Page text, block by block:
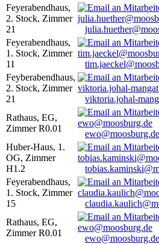
Feyerabendhaus,
2. Stock, Zimmer
21
Feyerabendhaus,
1. Stock, Zimmer
11
Feyberabendhaus,
2. Stock, Zimmer
21
viktoria.johal-
Rathaus, EG,
Zimmer R0.01
ewo@moosburg.de
Huber-Haus, 1.
OG, Zimmer
H1.2
Feyerabendhaus,
1. Stock, Zimmer
15
Rathaus, EG,
Zimmer R0.01
ewo@moosburg.de